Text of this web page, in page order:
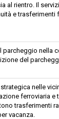
al rientro. Il
e
nella
del
nelle
ferroviaria e
trasferimenti
vacanza.